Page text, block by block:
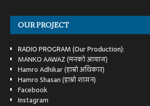
OUR PROJECT
RADIO PROGRAM (Our Production):
MANKO AAWAZ (मनको आवाज)
Hamro Adhikar (हाम्रो अधिकार)
Hamro Shasan (हाम्रो शासन)
Facebook
Instagram